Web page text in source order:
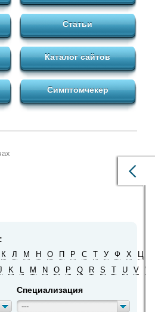
Статьи
Каталог сайтов
Симптомчекер
К Л М Н О П Р С Т У Ф Х Ц
K L M N O P Q R S T U V W
Специализация
---